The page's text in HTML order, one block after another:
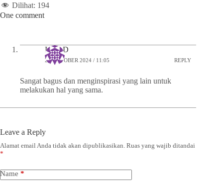
Dilihat: 194
One comment
Iwan D
28 OKTOBER 2024 / 11:05 REPLY
Sangat bagus dan menginspirasi yang lain untuk
melakukan hal yang sama.
Leave a Reply
Alamat email Anda tidak akan dipublikasikan. Ruas yang wajib ditandai
*
Name *